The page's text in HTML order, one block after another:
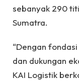
sebanyak 290
Sumatra.
“Dengan
dan dukungan
KAI Logistik